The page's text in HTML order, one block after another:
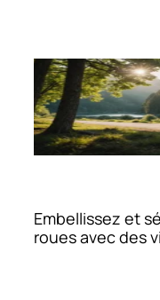
Embellissez et
roues avec des